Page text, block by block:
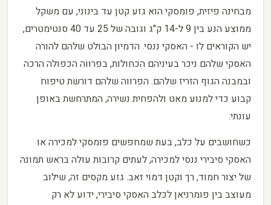
מבחינה פיזית, פומסקי הוא גזע קטן עד בינוני, עם משקל
ממוצע הנע בין 9 ל-14 ק"ג וגובה של 25 עד 40 סנטימטרים,
יש הקוראים לו - האסקי ננסי. הדמיון הבולט שלהם להורה
האסקי שלהם ניכר בעיניהם הכחולות, בפרווה הכפולה הרכה
ובמבנה הגוף הזריז שלהם. הפרווה שלהם דורשת טיפוח
קבוע כדי למנוע מאט ולהפחית נשירה, המתרחשת באופן
עונתי.
כשחושבים על כלב, בעת שמחפשים פומסקי למכירה או
האסקי סיבירי ננסי למכירה, לעתים קרובות עולה בראש תמונה
של יצור חמוד, רך וקטן דמוי זאב. גזע מקסים זה, שילוב
מעוצב בין פומרניאן לכלב האסקי סיבירי, ידוע לא רק